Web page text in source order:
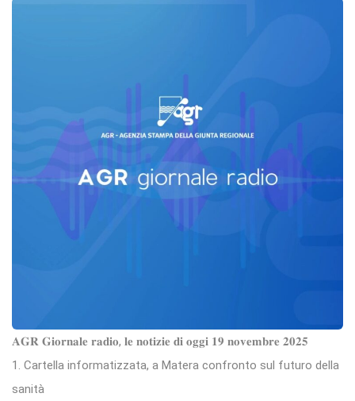
𝐀𝐆𝐑 𝐆𝐢𝐨𝐫𝐧𝐚𝐥𝐞 𝐫𝐚𝐝𝐢𝐨, 𝐥𝐞 𝐧𝐨𝐭𝐢𝐳𝐢𝐞 𝐝𝐢 𝐨𝐠𝐠𝐢 𝟏𝟗 𝐧𝐨𝐯𝐞𝐦𝐛𝐫𝐞 𝟐𝟎𝟐𝟓
1. Cartella informatizzata, a Matera confronto sul futuro della
sanità